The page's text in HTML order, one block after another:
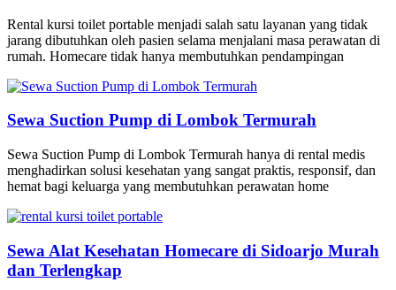
Rental kursi toilet portable menjadi salah satu layanan yang tidak
jarang dibutuhkan oleh pasien selama menjalani masa perawatan di
rumah. Homecare tidak hanya membutuhkan pendampingan
Sewa Suction Pump di Lombok Termurah
Sewa Suction Pump di Lombok Termurah hanya di rental medis
menghadirkan solusi kesehatan yang sangat praktis, responsif, dan
hemat bagi keluarga yang membutuhkan perawatan home
Sewa Alat Kesehatan Homecare di Sidoarjo Murah
dan Terlengkap